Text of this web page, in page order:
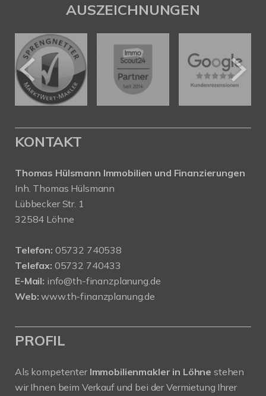
AUSZEICHNUNGEN
KONTAKT
Thomas Hülsmann Immobilien und Finanzierungen
Inh. Thomas Hülsmann
Lübbecker Str. 1
32584 Löhne
Telefon: 05732 740538
Telefax: 05732 740433
E-Mail: info@th-finanzplanung.de
Web: www.th-finanzplanung.de
PROFIL
Als kompetenter Immobilienmakler in Löhne stehen
wir Ihnen beim Verkauf und bei der Vermietung Ihrer